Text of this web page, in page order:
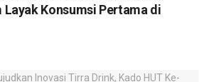
Konsumsi Pertama di